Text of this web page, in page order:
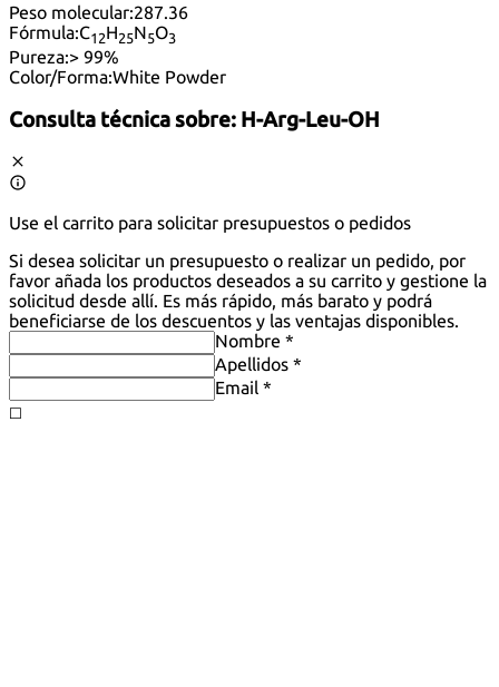
Peso molecular:287.36
Fórmula:C12H25N5O3
Pureza:> 99%
Color/Forma:White Powder
Consulta técnica sobre: H-Arg-Leu-OH
Use el carrito para solicitar presupuestos o pedidos
Si desea solicitar un presupuesto o realizar un pedido, por
favor añada los productos deseados a su carrito y gestione la
solicitud desde allí. Es más rápido, más barato y podrá
beneficiarse de los descuentos y las ventajas disponibles.
Nombre *
Apellidos *
Email *
◻️